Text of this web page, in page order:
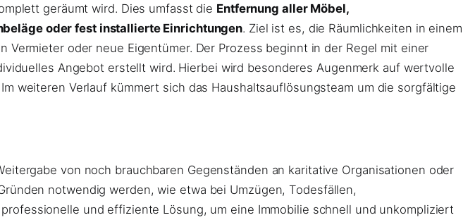
geräumt wird. Dies umfasst die Entfernung aller Möbel,
oder fest installierte Einrichtungen. Ziel ist es, die Räumlichkeiten in einem
oder neue Eigentümer. Der Prozess beginnt in der Regel mit einer
Angebot erstellt wird. Hierbei wird besonderes Augenmerk auf wertvolle
weiteren Verlauf kümmert sich das Haushaltsauflösungsteam um die sorgfältige
von noch brauchbaren Gegenständen an karitative Organisationen oder
notwendig werden, wie etwa bei Umzügen, Todesfällen,
und effiziente Lösung, um eine Immobilie schnell und unkompliziert